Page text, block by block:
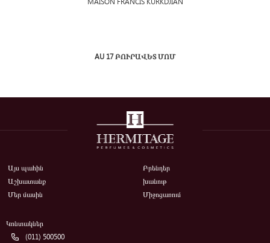
AU 17 ԲՈՒՐԱՎԵՏ ՄՈՄ
Այս պահին
Աշխատանք
Մեր մասին
Բրենդեր
խանութ
Միջոցառում
Կոնտակներ
(011) 500500